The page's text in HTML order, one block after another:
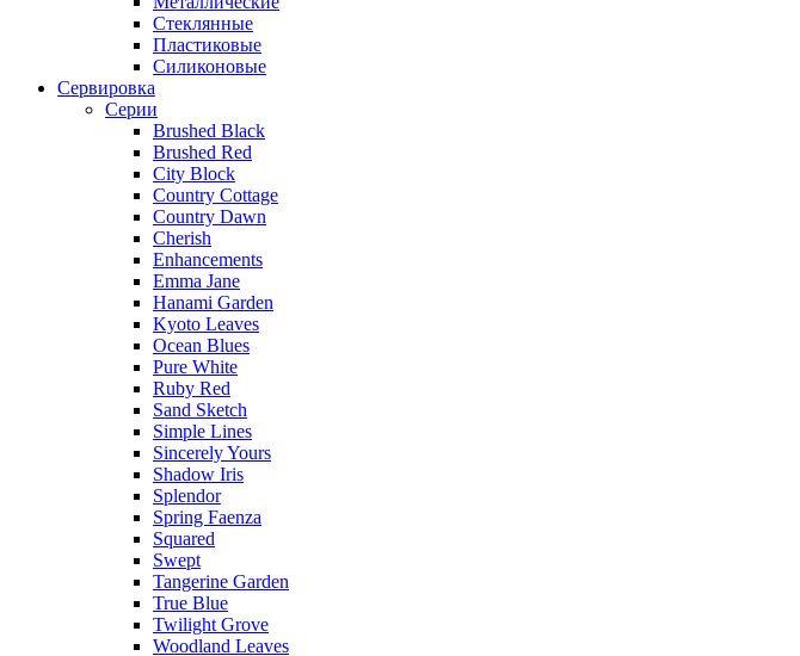
Стеклянные
Пластиковые
Силиконовые
Сервировка
Серии
Brushed Black
Brushed Red
City Block
Country Cottage
Country Dawn
Cherish
Enhancements
Emma Jane
Hanami Garden
Kyoto Leaves
Ocean Blues
Pure White
Ruby Red
Sand Sketch
Simple Lines
Sincerely Yours
Shadow Iris
Splendor
Spring Faenza
Squared
Swept
Tangerine Garden
True Blue
Twilight Grove
Woodland Leaves